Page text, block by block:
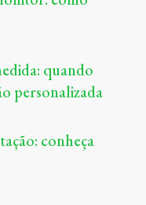
quando
personalizada
conheça